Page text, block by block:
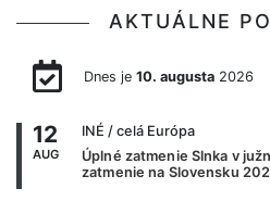
AKTUÁLNE
Dnes je 10. augusta2026
12
AUG
INÉ / celá Európa
Úplné zatmenie Slnka v
zatmenie na Slovensku